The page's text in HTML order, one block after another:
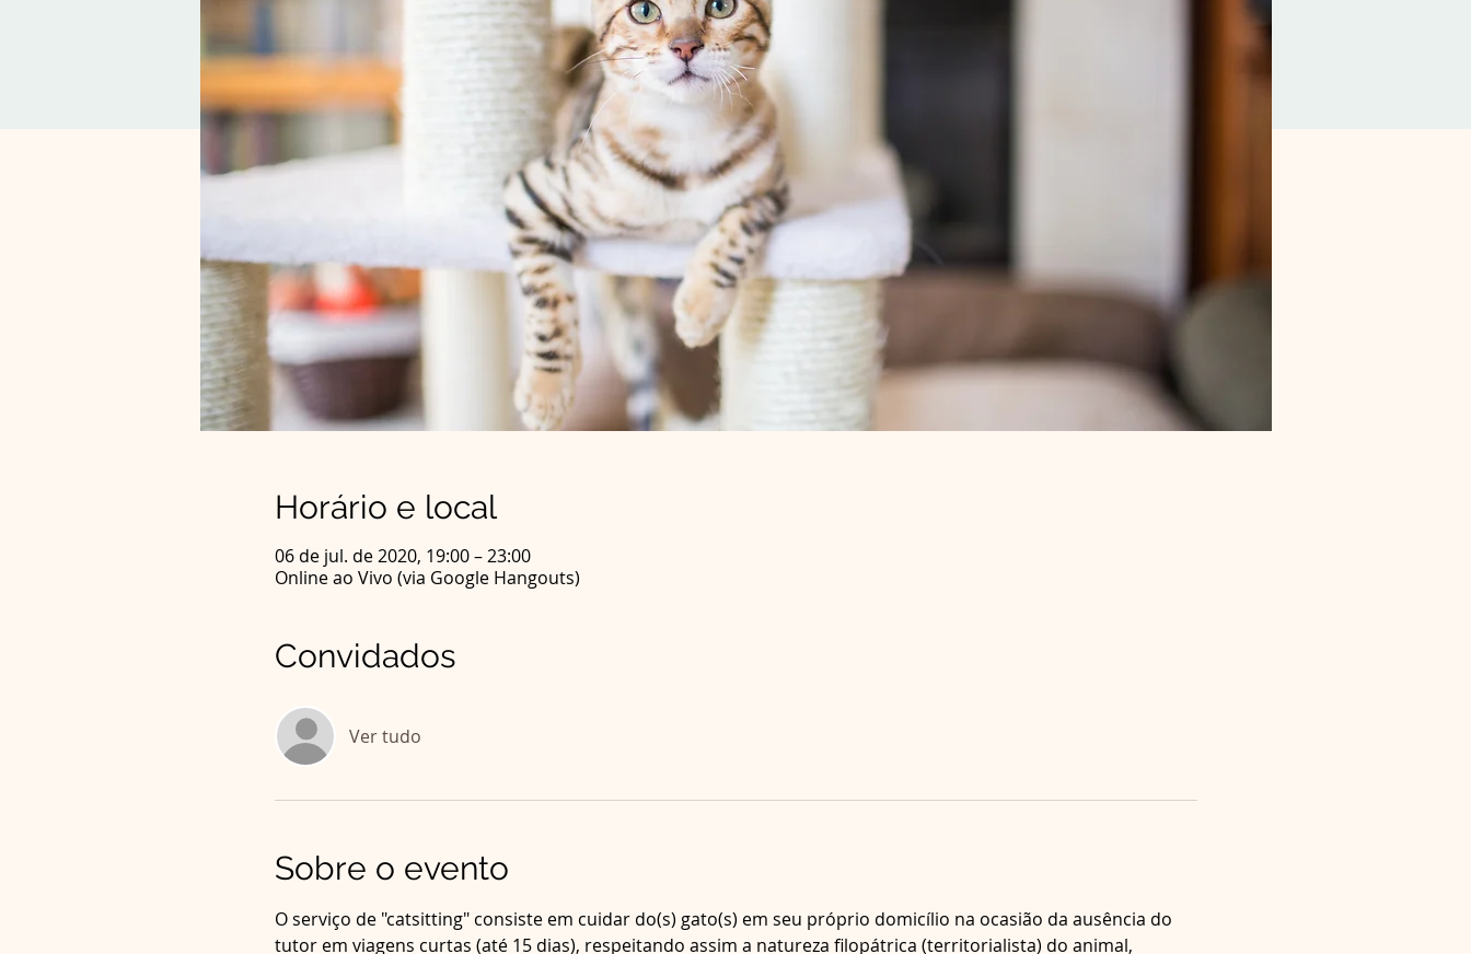
Horário e local
06 de jul. de 2020, 19:00 – 23:00
Online ao Vivo (via Google Hangouts)
Convidados
Ver tudo
Sobre o evento
O serviço de "catsitting" consiste em cuidar do(s) gato(s) em seu próprio domicílio na ocasião da ausência do
tutor em viagens curtas (até 15 dias), respeitando assim a natureza filopátrica (territorialista) do animal,